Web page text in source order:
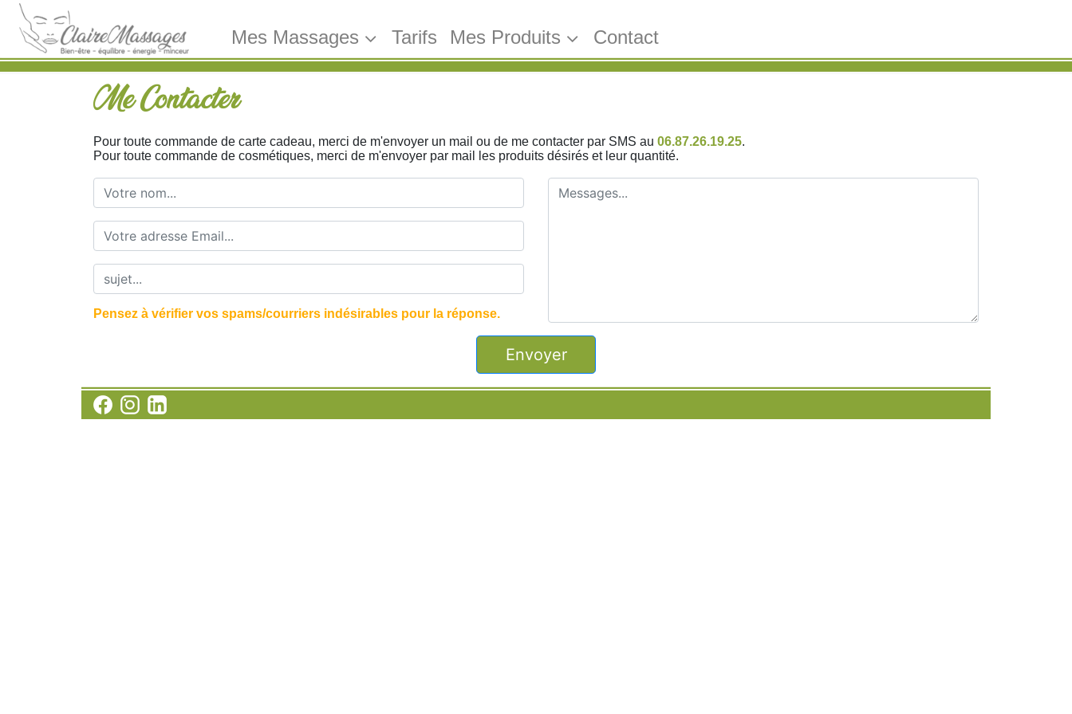
Mes Massages Tarifs Mes Produits Contact
Me Contacter
Pour toute commande de carte cadeau, merci de m'envoyer un mail ou de me contacter par SMS au 06.87.26.19.25.
Pour toute commande de cosmétiques, merci de m'envoyer par mail les produits désirés et leur quantité.
Pensez à vérifier vos spams/courriers indésirables pour la réponse.